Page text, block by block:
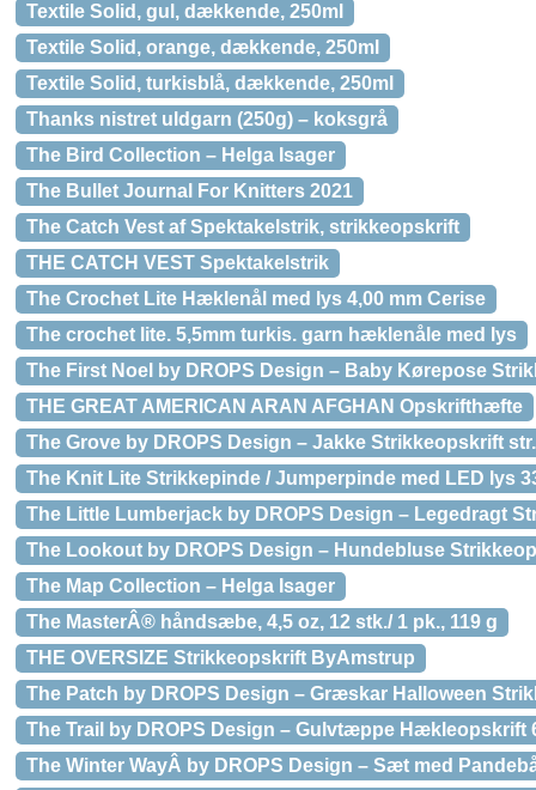
Textile Solid, gul, dækkende, 250ml
Textile Solid, orange, dækkende, 250ml
Textile Solid, turkisblå, dækkende, 250ml
Thanks nistret uldgarn (250g) – koksgrå
The Bird Collection – Helga Isager
The Bullet Journal For Knitters 2021
The Catch Vest af Spektakelstrik, strikkeopskrift
THE CATCH VEST Spektakelstrik
The Crochet Lite Hæklenål med lys 4,00 mm Cerise
The crochet lite. 5,5mm turkis. garn hæklenåle med lys
The First Noel by DROPS Design – Baby Kørepose
THE GREAT AMERICAN ARAN AFGHAN Opskrifthæfte
The Grove by DROPS Design – Jakke Strikkeopskrift
The Knit Lite Strikkepinde / Jumperpinde med LED lys
The Little Lumberjack by DROPS Design – Legedragt
The Lookout by DROPS Design – Hundebluse
The Map Collection – Helga Isager
The MasterÂ® håndsæbe, 4,5 oz, 12 stk./ 1 pk., 119 g
THE OVERSIZE Strikkeopskrift ByAmstrup
The Patch by DROPS Design – Græskar Halloween
The Trail by DROPS Design – Gulvtæppe Hækleopskrift
The Winter WayÂ by DROPS Design – Sæt med